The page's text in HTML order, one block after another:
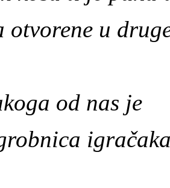
otvorene u
od nas je